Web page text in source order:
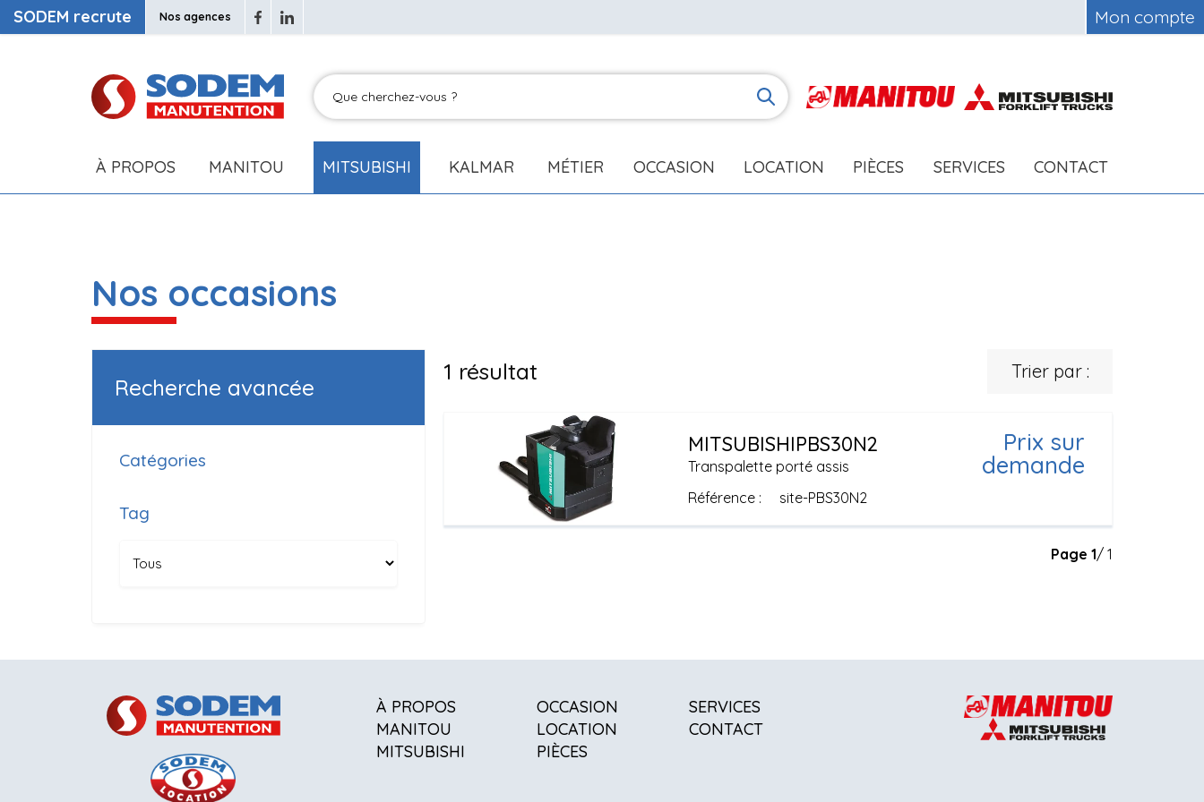
SODEM recrute Nos agences Mon compte
À PROPOS MANITOU MITSUBISHI KALMAR MÉTIER OCCASION LOCATION PIÈCES SERVICES CONTACT
Nos occasions
Recherche avancée
Catégories
Tag
1 résultat Trier par :
Transpalette porté assis
MITSUBISHIPBS30N2
Référence site-PBS30N2
Prix sur
demande
Page 1/ 1
À PROPOS
MANITOU
MITSUBISHI
OCCASION
LOCATION
PIÈCES
SERVICES
CONTACT